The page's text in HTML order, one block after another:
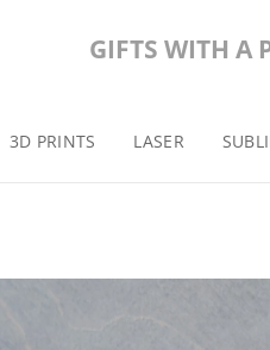
GIFTS WITH A
3D PRINTS LASER